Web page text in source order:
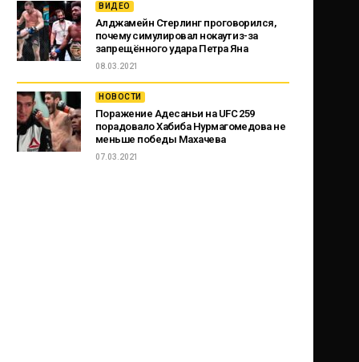
ВИДЕО
Алджамейн Стерлинг проговорился,
почему симулировал нокаут из-за
запрещённого удара Петра Яна
08.03.2021
НОВОСТИ
Поражение Адесаньи на UFC 259
порадовало Хабиба Нурмагомедова не
меньше победы Махачева
07.03.2021